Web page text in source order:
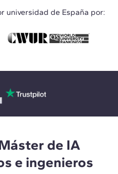
universidad de España por:
de IA
e ingenieros